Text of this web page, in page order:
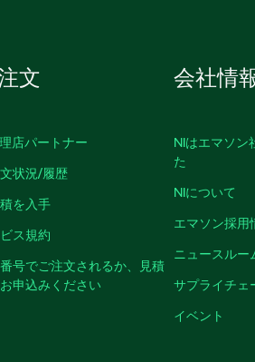
文
店パートナー
状況/履歴
を入手
ス規約
号でご注文されるか、見積
申込みください
会社情
NIはエマソン
た
NIについて
エマソン採用
ニュースルー
サプライチェ
イベント